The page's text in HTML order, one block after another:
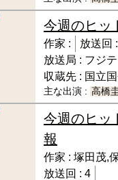
今週のヒッ
作家 :
放送回
放送局 : フジ
収蔵先 : 国立
主な出演 : 高橋
今週のヒッ
報
作家 : 塚田茂,
放送回 : 4